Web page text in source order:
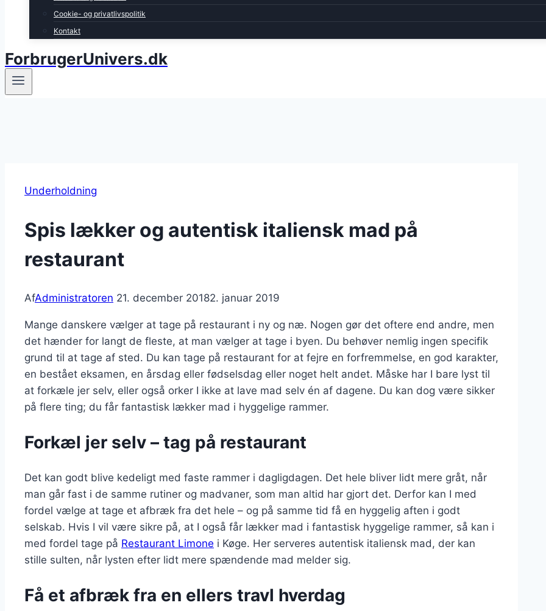
Cookie- og privatlivspolitik
Kontakt
ForbrugerUnivers.dk
Underholdning
Spis lækker og autentisk italiensk mad på
restaurant
AfAdministratoren 21. december 20182. januar 2019
Mange danskere vælger at tage på restaurant i ny og næ. Nogen gør det oftere end andre, men
det hænder for langt de fleste, at man vælger at tage i byen. Du behøver nemlig ingen specifik
grund til at tage af sted. Du kan tage på restaurant for at fejre en forfremmelse, en god karakter,
en bestået eksamen, en årsdag eller fødselsdag eller noget helt andet. Måske har I bare lyst til
at forkæle jer selv, eller også orker I ikke at lave mad selv én af dagene. Du kan dog være sikker
på flere ting; du får fantastisk lækker mad i hyggelige rammer.
Forkæl jer selv – tag på restaurant
Det kan godt blive kedeligt med faste rammer i dagligdagen. Det hele bliver lidt mere gråt, når
man går fast i de samme rutiner og madvaner, som man altid har gjort det. Derfor kan I med
fordel vælge at tage et afbræk fra det hele – og på samme tid få en hyggelig aften i godt
selskab. Hvis I vil være sikre på, at I også får lækker mad i fantastisk hyggelige rammer, så kan i
med fordel tage på Restaurant Limone i Køge. Her serveres autentisk italiensk mad, der kan
stille sulten, når lysten efter lidt mere spændende mad melder sig.
Få et afbræk fra en ellers travl hverdag